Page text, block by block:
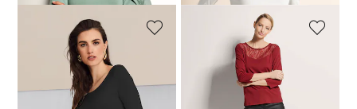
MADELEINE
Shirt mit U-Boot-Ausschnitt
+2 Farben
MADELEINE
Rundhals-Shirt mit Spitze
159,00 CHF